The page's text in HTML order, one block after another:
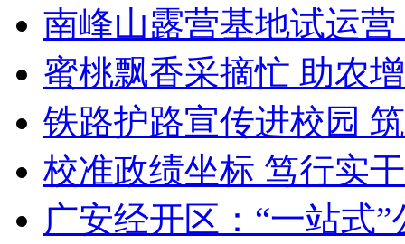
南峰山露营基地试运
蜜桃飘香采摘忙 助农
铁路护路宣传进校园
校准政绩坐标 笃行实
广安经开区：“一站式